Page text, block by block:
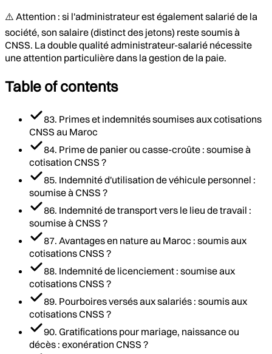
⚠️ Attention : si l'administrateur est également salarié de la
société, son salaire (distinct des jetons) reste soumis à
CNSS. La double qualité administrateur-salarié nécessite
une attention particulière dans la gestion de la paie.
Table of contents
83. Primes et indemnités soumises aux cotisations
CNSS au Maroc
84. Prime de panier ou casse-croûte : soumise à
cotisation CNSS ?
85. Indemnité d'utilisation de véhicule personnel :
soumise à CNSS ?
86. Indemnité de transport vers le lieu de travail :
soumise à CNSS ?
87. Avantages en nature au Maroc : soumis aux
cotisations CNSS ?
88. Indemnité de licenciement : soumise aux
cotisations CNSS ?
89. Pourboires versés aux salariés : soumis aux
cotisations CNSS ?
90. Gratifications pour mariage, naissance ou
décès : exonération CNSS ?